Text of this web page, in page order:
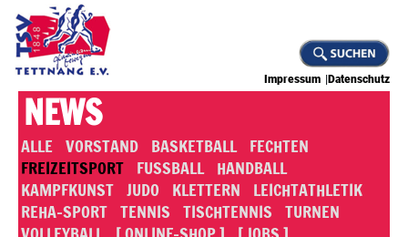
Impressum Datenschutz
NEWS
ALLE VORSTAND BASKETBALL FECHTEN
FREIZEITSPORT FUSSBALL HANDBALL
KAMPFKUNST JUDO KLETTERN
LEICHTATHLETIK
REHA-SPORT TENNIS TISCHTENNIS TURNEN